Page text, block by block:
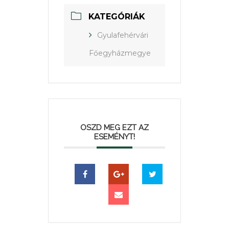
KATEGÓRIÁK
Gyulafehérvári
Főegyházmegye
OSZD MEG EZT AZ
ESEMÉNYT!